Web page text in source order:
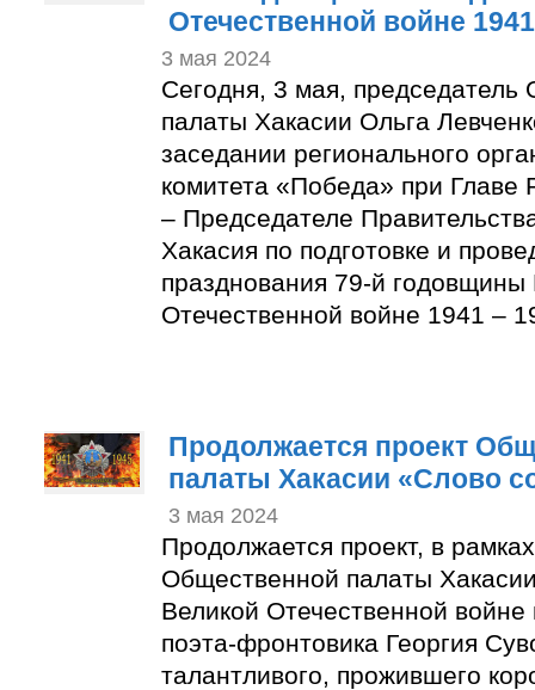
Отечественной войне
3 мая 2024
Сегодня, 3 мая, председатель
палаты Хакасии Ольга
заседании регионального
комитета «Победа» при Главе
– Председателе
Хакасия по подготовке и
празднования 79-й
Отечественной войне 1941 –
Продолжается проект
палаты Хакасии «Слово
3 мая 2024
Продолжается проект, в
Общественной палаты
Великой Отечественной
поэта-фронтовика Георгия
талантливого, прожившего